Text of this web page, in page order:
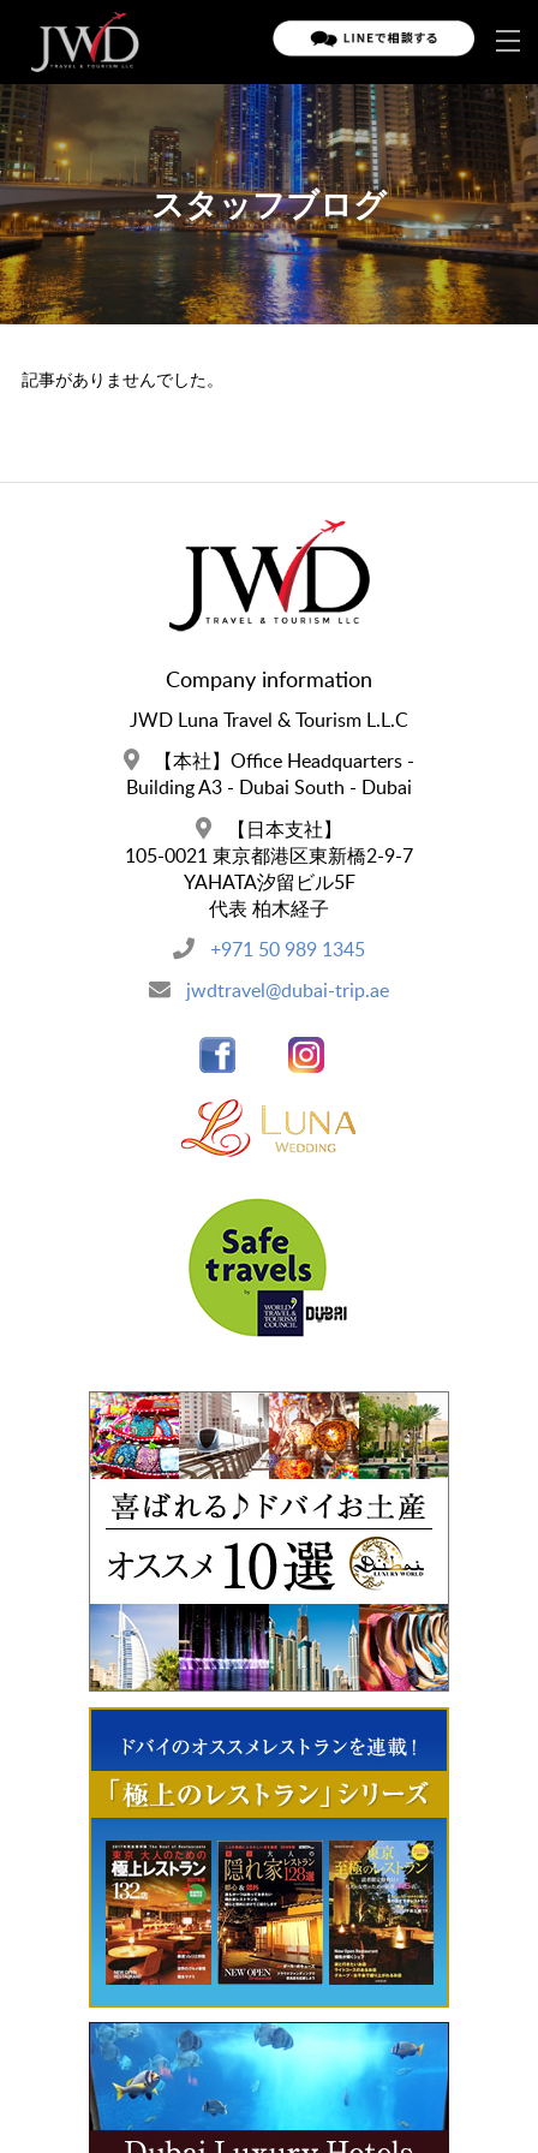
スタッフブログ
記事がありませんでした。
Company information
JWD Luna Travel & Tourism L.L.C
【本社】Office Headquarters -
Building A3 - Dubai South - Dubai
【日本支社】
105-0021 東京都港区東新橋2-9-7
YAHATA汐留ビル5F
代表 柏木経子
+971 50 989 1345
jwdtravel@dubai-trip.ae